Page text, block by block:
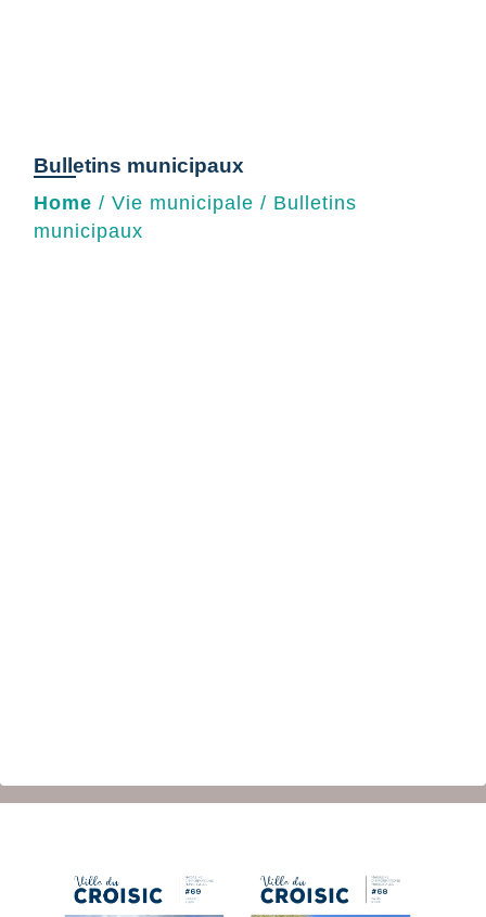
Bulletins municipaux
Home / Vie municipale / Bulletins
municipaux